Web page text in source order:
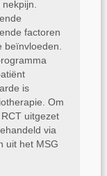
factoren
is
Om
uitgezet
via
uit het MSG